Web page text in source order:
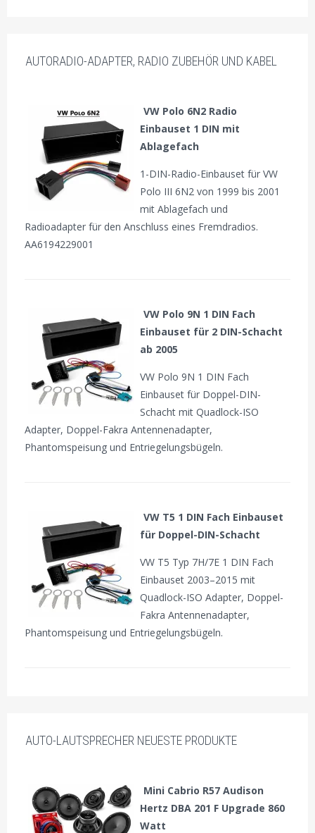
AUTORADIO-ADAPTER, RADIO ZUBEHÖR UND KABEL
VW Polo 6N2 Radio
Einbauset 1 DIN mit
Ablagefach
1-DIN-Radio-Einbauset für VW
Polo III 6N2 von 1999 bis 2001
mit Ablagefach und
Radioadapter für den Anschluss eines Fremdradios.
AA6194229001
VW Polo 9N 1 DIN Fach
Einbauset für 2 DIN-Schacht
ab 2005
VW Polo 9N 1 DIN Fach
Einbauset für Doppel-DIN-
Schacht mit Quadlock-ISO
Adapter, Doppel-Fakra Antennenadapter,
Phantomspeisung und Entriegelungsbügeln.
VW T5 1 DIN Fach Einbauset
für Doppel-DIN-Schacht
VW T5 Typ 7H/7E 1 DIN Fach
Einbauset 2003–2015 mit
Quadlock-ISO Adapter, Doppel-
Fakra Antennenadapter,
Phantomspeisung und Entriegelungsbügeln.
AUTO-LAUTSPRECHER NEUESTE PRODUKTE
Mini Cabrio R57 Audison
Hertz DBA 201 F Upgrade 860
Watt